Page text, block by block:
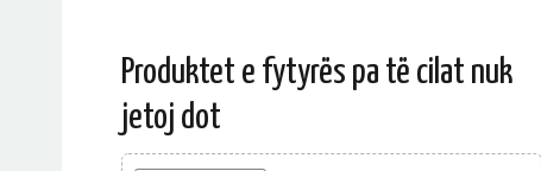
Produktet e fytyrës pa të cilat nuk
jetoj dot